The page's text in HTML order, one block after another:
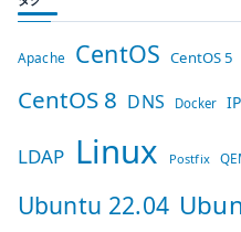
Apache CentOS CentOS 5
CentOS 8 DNS Docker
LDAP Linux Postfix
Ubuntu 22.04